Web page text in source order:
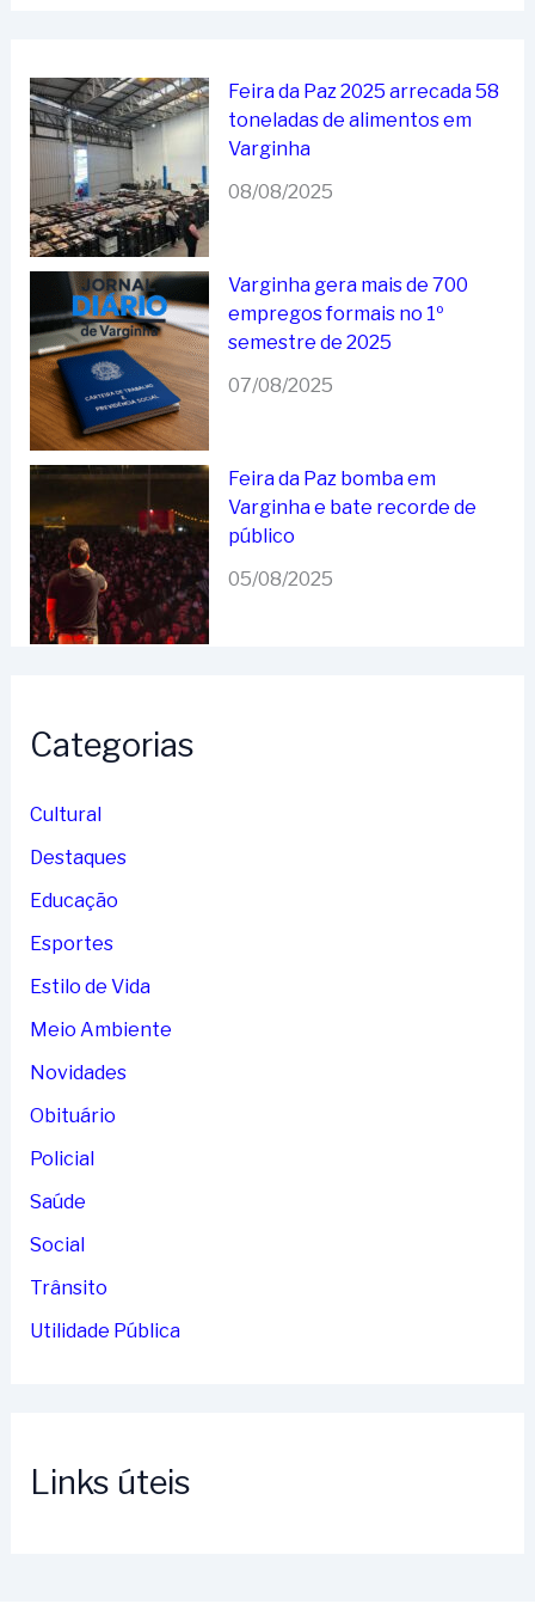
Feira da Paz 2025 arrecada 58
toneladas de alimentos em
Varginha
08/08/2025
Varginha gera mais de 700
empregos formais no 1º
semestre de 2025
07/08/2025
Feira da Paz bomba em
Varginha e bate recorde de
público
05/08/2025
Categorias
Cultural
Destaques
Educação
Esportes
Estilo de Vida
Meio Ambiente
Novidades
Obituário
Policial
Saúde
Social
Trânsito
Utilidade Pública
Links úteis